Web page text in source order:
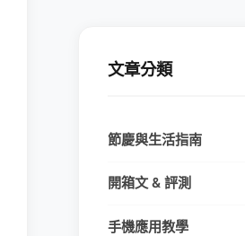
文章分類
節慶與生活指南
開箱文 & 評測
手機應用教學